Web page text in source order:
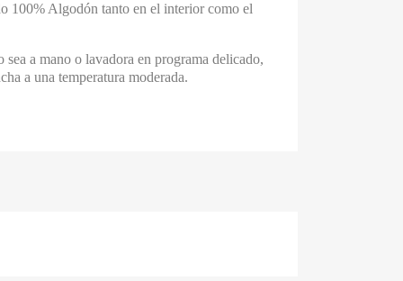
100% Algodón tanto en el interior como el
sea a mano o lavadora en programa delicado,
a una temperatura moderada.